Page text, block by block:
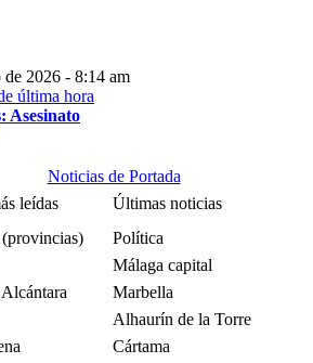
2026 - 8:14 am
Asesinato
Noticias de Portada
leídas
Últimas noticias
Política
Málaga capital
Marbella
Alhaurín de la Torre
Cártama